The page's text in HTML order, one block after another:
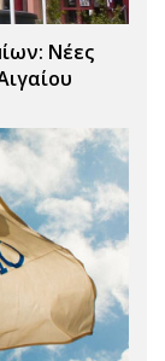
Νέες